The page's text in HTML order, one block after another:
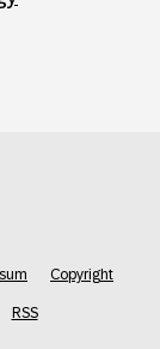
Copyright
RSS